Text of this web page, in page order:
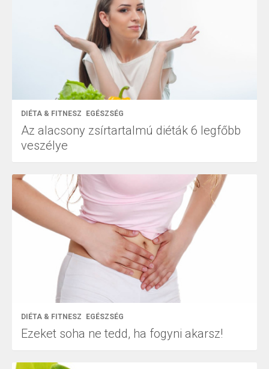
DIÉTA & FITNESZ EGÉSZSÉG
Az alacsony zsírtartalmú diéták 6 legfőbb
veszélye
DIÉTA & FITNESZ EGÉSZSÉG
Ezeket soha ne tedd, ha fogyni akarsz!